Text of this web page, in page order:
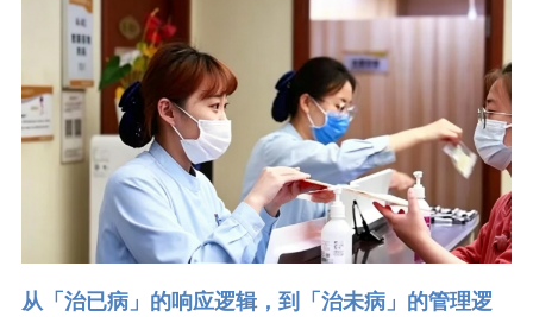
从「治已病」的响应逻辑，到「治未病」的管理逻